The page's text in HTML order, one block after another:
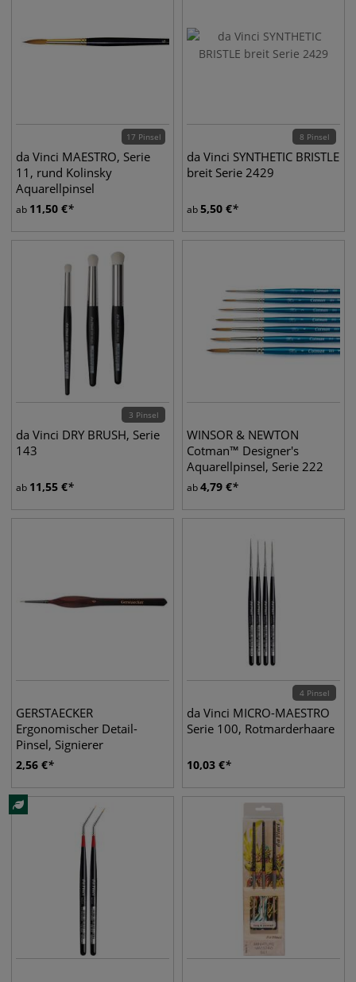
17 Pinsel
da Vinci MAESTRO, Serie
11, rund Kolinsky
Aquarellpinsel
ab 11,50 €
8 Pinsel
da Vinci SYNTHETIC BRISTLE
breit Serie 2429
ab5,50 €
3 Pinsel
da Vinci DRY BRUSH, Serie
143
ab 11,55 €
WINSOR & NEWTON
Cotman™ Designer's
Aquarellpinsel, Serie 222
ab4,79 €
GERSTAECKER
Ergonomischer Detail-
Pinsel, Signierer
2,56 €
4 Pinsel
da Vinci MICRO-MAESTRO
Serie 100, Rotmarderhaare
10,03 €